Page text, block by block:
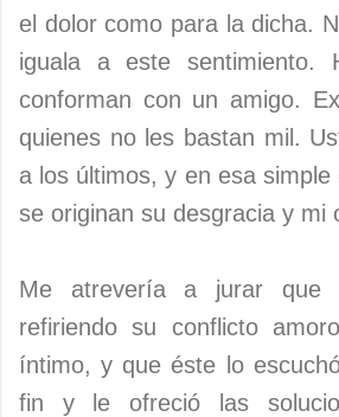
el dolor como para la dicha.
iguala a este sentimiento.
conforman con un amigo.
quienes no les bastan mil.
a los últimos, y en esa simple
se originan su desgracia y mi
Me atrevería a jurar que
refiriendo su conflicto
íntimo, y que éste lo
fin y le ofreció las